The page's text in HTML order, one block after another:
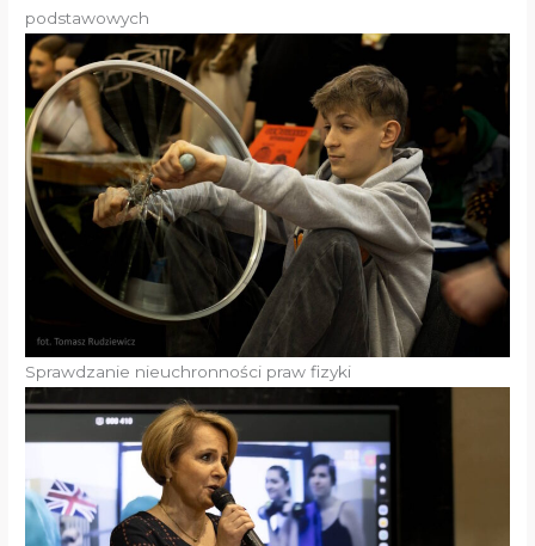
podstawowych
Sprawdzanie nieuchronności praw fizyki